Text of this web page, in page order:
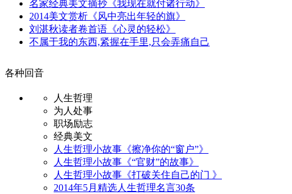
名家经典美文摘抄《我现在就付诸行动》
2014美文赏析《风中亮出年轻的旗》
刘湛秋读者卷首语《心灵的轻松》
不属于我的东西,紧握在手里,只会弄痛自己
各种回音
人生哲理
为人处事
职场励志
经典美文
人生哲理小故事《擦净你的“窗户”》
人生哲理小故事《“官财”的故事》
人生哲理小故事《打破关住自己的门 》
2014年5月精选人生哲理名言30条